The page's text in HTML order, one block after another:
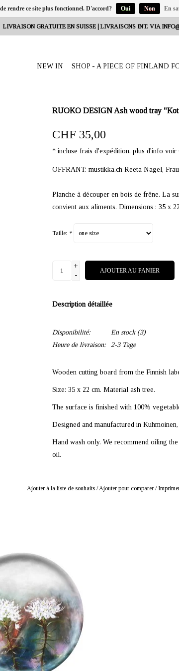
LIVRAISON GRATUITE EN SUISSE | LIVRAISONS INT. VIA
NEW IN SHOP - A PIECE OF FINLAND
RUOKO DESIGN Ash wood tray
CHF 35,00
* incluse frais d'expédition, plus d'info voir
OFFRANT: mustikka.ch Reeta Nagel,
Planche à découper en bois de frêne. La
convient aux aliments. Dimensions : 35 x
Taille: *
+
-
AJOUTER AU PANIER
Description détaillée
Disponibilité: En stock(3)
Heure de livraison:
2-3 Tage
Wooden cutting board from the Finnish
Size: 35 x 22 cm. Material ash tree.
The surface is finished with 100%
Designed and manufactured in
Hand wash only. We recommend oiling
oil.
Ajouter à la liste de souhaits/Ajouter pour comparer /
Reeta Nagel, Frauenfeld,
Suisse
tray with the motif of a bright
marsh pondweed bush.
Diameter 40cm. Hand wash
recommended.
rendre ce site plus fonctionnel. D'accord? Oui Non En